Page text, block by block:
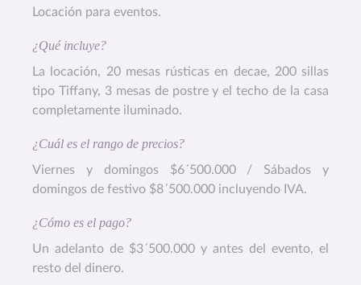
Locación para eventos.
¿Qué incluye?
La locación, 20 mesas rústicas en decae, 200 sillas
tipo Tiffany, 3 mesas de postre y el techo de la casa
completamente iluminado.
¿Cuál es el rango de precios?
Viernes y domingos $6´500.000 / Sábados y
domingos de festivo $8´500.000 incluyendo IVA.
¿Cómo es el pago?
Un adelanto de $3´500.000 y antes del evento, el
resto del dinero.